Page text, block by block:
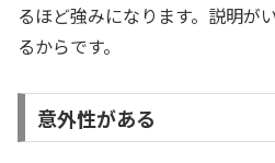
るほど強みになります。説明が
るからです。
意外性がある